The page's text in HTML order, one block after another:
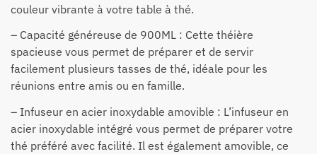
couleur vibrante à votre table à thé.
– Capacité généreuse de 900ML : Cette théière
spacieuse vous permet de préparer et de servir
facilement plusieurs tasses de thé, idéale pour les
réunions entre amis ou en famille.
– Infuseur en acier inoxydable amovible : L’infuseur en
acier inoxydable intégré vous permet de préparer votre
thé préféré avec facilité. Il est également amovible, ce